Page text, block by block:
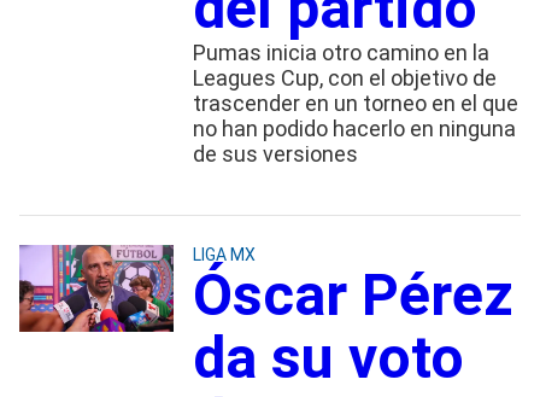
Pumas inicia otro camino en la
Leagues Cup, con el objetivo de
trascender en un torneo en el que
no han podido hacerlo en ninguna
de sus versiones
LIGA MX
Óscar Pérez
da su voto